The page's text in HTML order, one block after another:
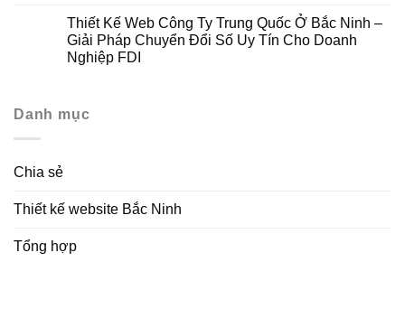
Thiết Kế Web Công Ty Trung Quốc Ở Bắc Ninh –
Giải Pháp Chuyển Đổi Số Uy Tín Cho Doanh
Nghiệp FDI
Danh mục
Chia sẻ
Thiết kế website Bắc Ninh
Tổng hợp